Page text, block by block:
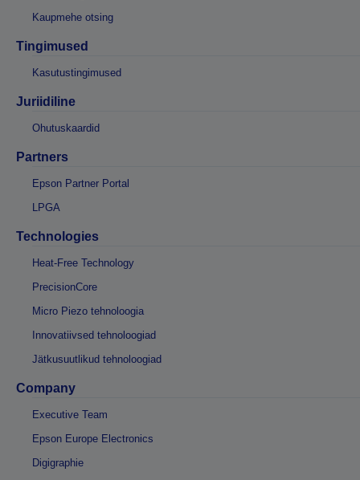
Kaupmehe otsing
Tingimused
Kasutustingimused
Juriidiline
Ohutuskaardid
Partners
Epson Partner Portal
LPGA
Technologies
Heat-Free Technology
PrecisionCore
Micro Piezo tehnoloogia
Innovatiivsed tehnoloogiad
Jätkusuutlikud tehnoloogiad
Company
Executive Team
Epson Europe Electronics
Digigraphie